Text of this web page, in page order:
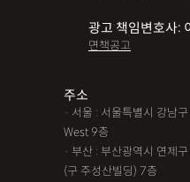
광고 책임변호사:
면책공고
주소
· 서울 : 서울특별시 강남
West 9층
· 부산 : 부산광역시 연제
(구 주성산빌딩) 7층